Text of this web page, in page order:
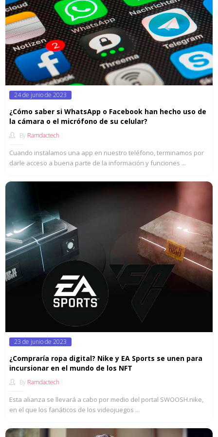
Posted
24 de junio de 2023
¿Cómo saber si WhatsApp o Facebook han hecho uso de
la cámara o el micrófono de su celular?
By Ramdactech
Cuando instalamos una app en nuestro teléfono, terminamos por
darle acceso a buena parte de la información y funciones ...
Posted
23 de junio de 2023
¿Compraría ropa digital? Nike y EA Sports se unen para
incursionar en el mundo de los NFT
By Ramdactech
Esta alianza se llevará a cabo por medio del portal SWOOSH.nike,
en el que los fanáticos de los videojuegos ...